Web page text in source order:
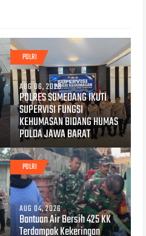
POLRI
AUG 06, 2026
POLRES SUMEDANG IKUTI
SUPERVISI FUNGSI
KEHUMASAN BIDANG HUMAS
POLDA JAWA BARAT
POLRI
AUG 04, 2026
Bantuan Air Bersih 425 KK
Terdampak Kekeringan